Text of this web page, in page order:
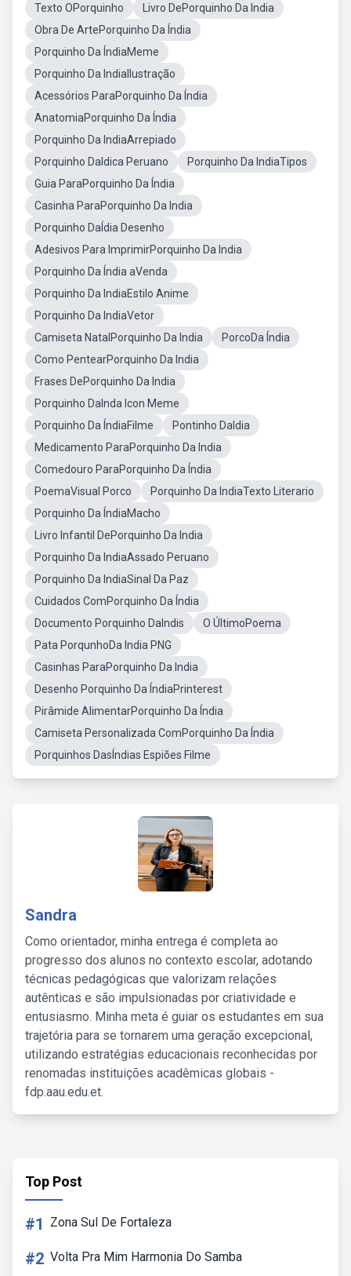
Texto OPorquinho
Livro DePorquinho Da India
Obra De ArtePorquinho Da Índia
Porquinho Da ÍndiaMeme
Porquinho Da IndiaIlustração
Acessórios ParaPorquinho Da Índia
AnatomiaPorquinho Da Índia
Porquinho Da IndiaArrepiado
Porquinho DaIdica Peruano
Porquinho Da IndiaTipos
Guia ParaPorquinho Da Índia
Casinha ParaPorquinho Da India
Porquinho DaÍdia Desenho
Adesivos Para ImprimirPorquinho Da India
Porquinho Da Índia aVenda
Porquinho Da IndiaEstilo Anime
Porquinho Da IndiaVetor
Camiseta NatalPorquinho Da India
PorcoDa Índia
Como PentearPorquinho Da India
Frases DePorquinho Da India
Porquinho DaInda Icon Meme
Porquinho Da ÍndiaFilme
Pontinho DaIdia
Medicamento ParaPorquinho Da India
Comedouro ParaPorquinho Da Índia
PoemaVisual Porco
Porquinho Da IndiaTexto Literario
Porquinho Da ÍndiaMacho
Livro Infantil DePorquinho Da India
Porquinho Da IndiaAssado Peruano
Porquinho Da IndiaSinal Da Paz
Cuidados ComPorquinho Da Índia
Documento Porquinho DaIndis
O ÚltimoPoema
Pata PorqunhoDa India PNG
Casinhas ParaPorquinho Da India
Desenho Porquinho Da ÍndiaPrinterest
Pirâmide AlimentarPorquinho Da Índia
Camiseta Personalizada ComPorquinho Da Índia
Porquinhos DasÍndias Espiões Filme
Sandra
Como orientador, minha entrega é completa ao
progresso dos alunos no contexto escolar, adotando
técnicas pedagógicas que valorizam relações
autênticas e são impulsionadas por criatividade e
entusiasmo. Minha meta é guiar os estudantes em sua
trajetória para se tornarem uma geração excepcional,
utilizando estratégias educacionais reconhecidas por
renomadas instituições acadêmicas globais -
fdp.aau.edu.et.
Top Post
#1 Zona Sul De Fortaleza
#2 Volta Pra Mim Harmonia Do Samba